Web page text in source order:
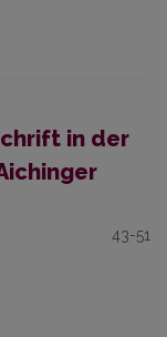
in der
43-51